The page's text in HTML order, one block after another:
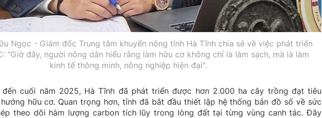
Ngọc - Giám đốc Trung tâm khuyến nông tỉnh Hà Tĩnh chia sẻ về việc phát triển
"Giờ đây, người nông dân hiểu rằng làm hữu cơ không chỉ là làm sạch, mà là làm
kinh tế thông minh, nông nghiệp hiện đại".
cuối năm 2025, Hà Tĩnh đã phát triển được hơn 2.000 ha cây trồng đạt tiêu
hữu cơ. Quan trọng hơn, tỉnh đã bắt đầu thiết lập hệ thống bản đồ số về sức
theo dõi hàm lượng carbon tích lũy trong lòng đất tại từng vùng canh tác. Đây